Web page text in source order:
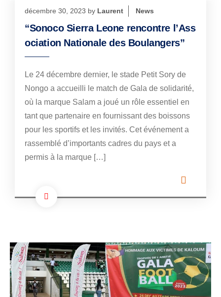
décembre 30, 2023 by Laurent News
“Sonoco Sierra Leone rencontre l’Ass
ociation Nationale des Boulangers”
Le 24 décembre dernier, le stade Petit Sory de
Nongo a accueilli le match de Gala de solidarité,
où la marque Salam a joué un rôle essentiel en
tant que partenaire en fournissant des boissons
pour les sportifs et les invités. Cet événement a
rassemblé d’importants cadres du pays et a
permis à la marque […]